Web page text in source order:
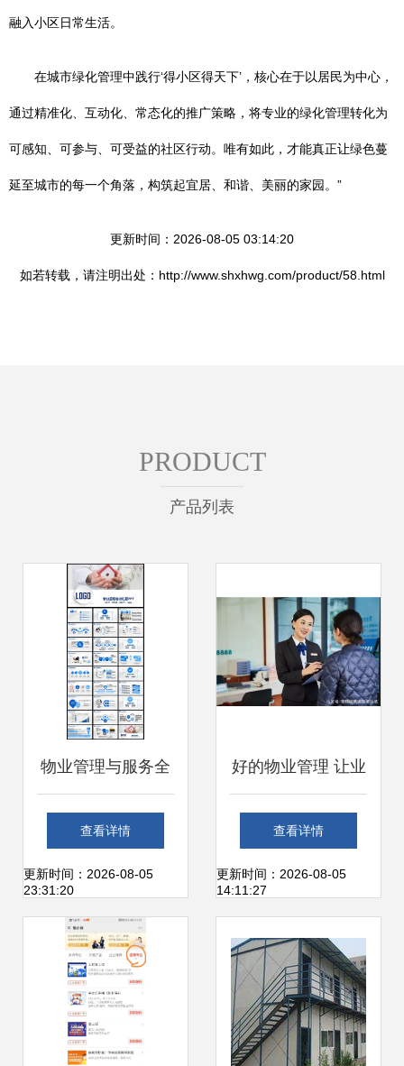
融入小区日常生活。
在城市绿化管理中践行‘得小区得天下’，核心在于以居民为中心，
通过精准化、互动化、常态化的推广策略，将专业的绿化管理转化为
可感知、可参与、可受益的社区行动。唯有如此，才能真正让绿色蔓
延至城市的每一个角落，构筑起宜居、和谐、美丽的家园。”
更新时间：2026-08-05 03:14:20
如若转载，请注明出处：http://www.shxhwg.com/product/58.html
PRODUCT
产品列表
物业管理与服务全
览
查看详情
更新时间：2026-08-05
23:31:20
好的物业管理 让业
主感受“被爱着”的
温度
查看详情
更新时间：2026-08-05
14:11:27